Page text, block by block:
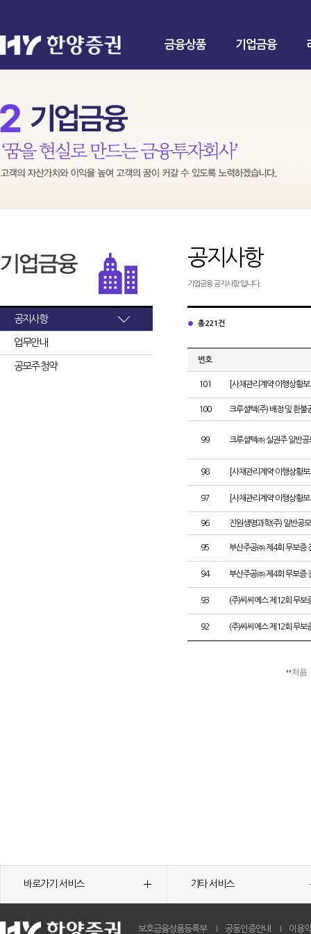
금융상품 기업금융
공지사항
업무안내
공모주 청약
공지사항
기업금융 공지사항 입니다.
총 221건
번호
101 [사채관리계약 이행상황
100 크루셜텍(주) 배정 및 환불
99 크루셜텍㈜ 실권주 일반공
98 [사채관리계약 이행상황
97 [사채관리계약 이행상황
96 진원생명과학(주) 일반공
95 부산주공㈜ 제4회 무보증
94 부산주공㈜ 제4회 무보증
93 (주)씨씨에스 제12회 무보
92 (주)씨씨에스 제12회 무보
처음
바로가기 서비스 기타 서비스
보호금융상품등록부 공동인증안내 이용